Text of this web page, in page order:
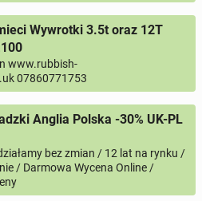
Wywrotki 3.5t oraz 12T
www.rubbish-
07860771753
Anglia Polska -30% UK-PL
bez zmian / 12 lat na rynku /
/ Darmowa Wycena Online /